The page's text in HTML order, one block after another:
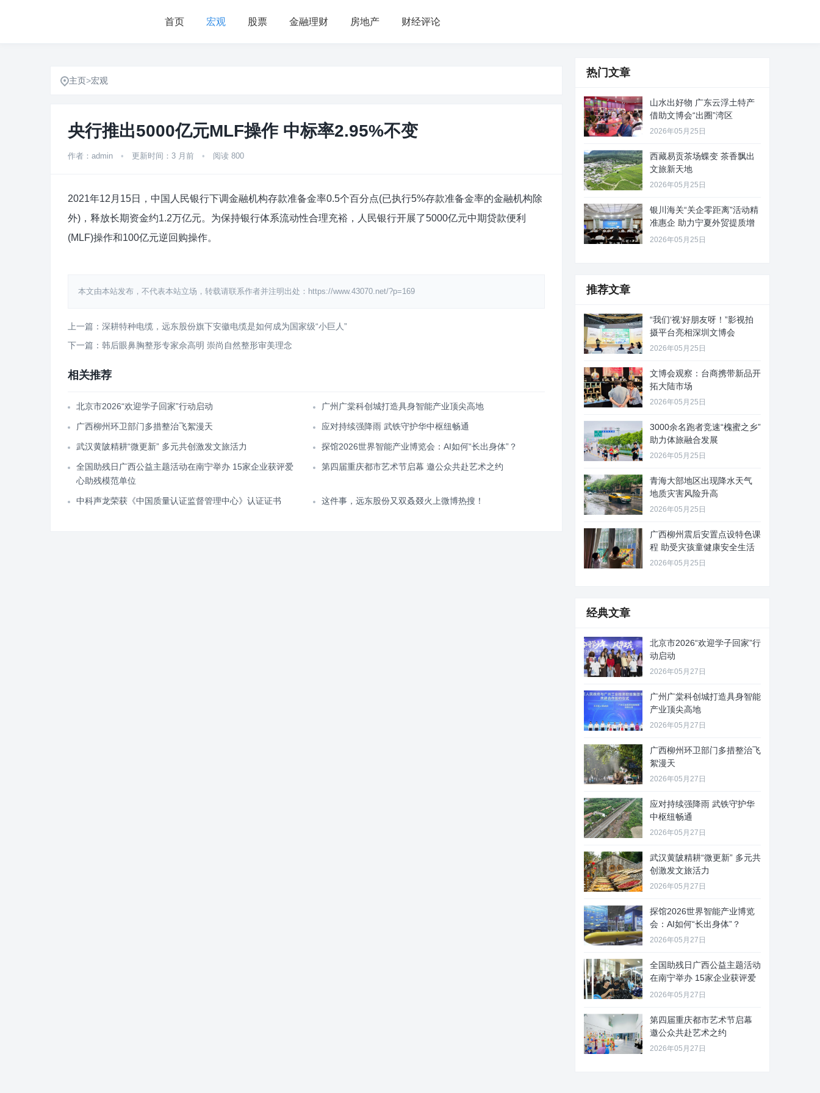
首页 宏观 股票 金融理财 房地产 财经评论
主页>宏观
央行推出5000亿元MLF操作 中标率2.95%不变
作者：admin • 更新时间：3 月前 • 阅读 800
2021年12月15日，中国人民银行下调金融机构存款准备金率0.5个百分点(已执行5%存款准备金率的金融机构除
外)，释放长期资金约1.2万亿元。为保持银行体系流动性合理充裕，人民银行开展了5000亿元中期贷款便利
(MLF)操作和100亿元逆回购操作。
本文由本站发布，不代表本站立场，转载请联系作者并注明出处：https://www.43070.net/?p=169
上一篇：深耕特种电缆，远东股份旗下安徽电缆是如何成为国家级“小巨人”
下一篇：韩后眼鼻胸整形专家佘高明 崇尚自然整形审美理念
相关推荐
北京市2026“欢迎学子回家”行动启动 广州广棠科创城打造具身智能产业顶尖高地
广西柳州环卫部门多措整治飞絮漫天 应对持续强降雨 武铁守护华中枢纽畅通
武汉黄陂精耕“微更新” 多元共创激发文旅活力 探馆2026世界智能产业博览会：AI如何“长出身体”？
全国助残日广西公益主题活动在南宁举办 15家企业获评爱
心助残模范单位
第四届重庆都市艺术节启幕 邀公众共赴艺术之约
中科声龙荣获《中国质量认证监督管理中心》认证证书 这件事，远东股份又双叒叕火上微博热搜！
热门文章
山水出好物 广东云浮土特产
借助文博会“出圈”湾区
2026年05月25日
西藏易贡茶场蝶变 茶香飘出
文旅新天地
2026年05月25日
银川海关“关企零距离”活动精
准惠企 助力宁夏外贸提质增
效
2026年05月25日
推荐文章
“我们‘视’好朋友呀！”影视拍
摄平台亮相深圳文博会
2026年05月25日
文博会观察：台商携带新品开
拓大陆市场
2026年05月25日
3000余名跑者竞速“槐蜜之乡”
助力体旅融合发展
2026年05月25日
青海大部地区出现降水天气
地质灾害风险升高
2026年05月25日
广西柳州震后安置点设特色课
程 助受灾孩童健康安全生活
2026年05月25日
经典文章
北京市2026“欢迎学子回家”行
动启动
2026年05月27日
广州广棠科创城打造具身智能
产业顶尖高地
2026年05月27日
广西柳州环卫部门多措整治飞
絮漫天
2026年05月27日
应对持续强降雨 武铁守护华
中枢纽畅通
2026年05月27日
武汉黄陂精耕“微更新” 多元共
创激发文旅活力
2026年05月27日
探馆2026世界智能产业博览
会：AI如何“长出身体”？
2026年05月27日
全国助残日广西公益主题活动
在南宁举办 15家企业获评爱
心
2026年05月27日
第四届重庆都市艺术节启幕
邀公众共赴艺术之约
2026年05月27日